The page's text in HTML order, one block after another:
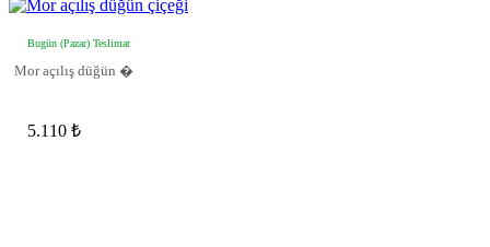
Bugün (Pazar) Teslimat
Mor açılış düğün �
5.110 ₺